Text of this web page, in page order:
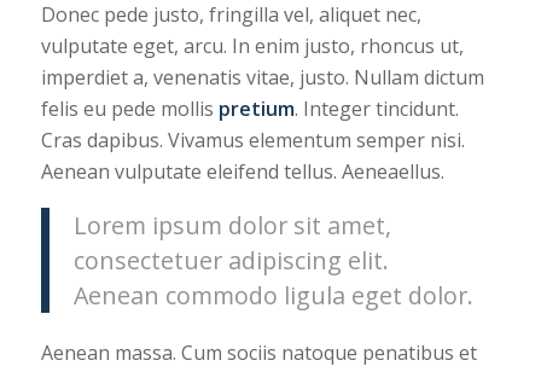
Donec pede justo, fringilla vel, aliquet nec,
vulputate eget, arcu. In enim justo, rhoncus ut,
imperdiet a, venenatis vitae, justo. Nullam dictum
felis eu pede mollis pretium. Integer tincidunt.
Cras dapibus. Vivamus elementum semper nisi.
Aenean vulputate eleifend tellus. Aeneaellus.
Lorem ipsum dolor sit amet,
consectetuer adipiscing elit.
Aenean commodo ligula eget dolor.
Aenean massa. Cum sociis natoque penatibus et